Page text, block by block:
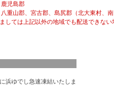
児島郡
重山郡、宮古郡、島尻郡（北大東村、
しては上記以外の地域でも配送できない
浜ゆでし急速凍結いたしま